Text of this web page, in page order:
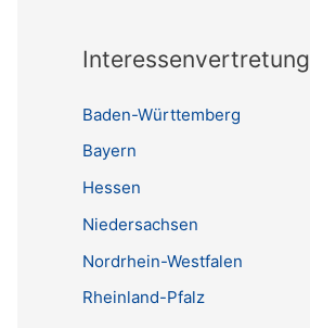
Interessenvertretung
Baden-Württemberg
Bayern
Hessen
Niedersachsen
Nordrhein-Westfalen
Rheinland-Pfalz